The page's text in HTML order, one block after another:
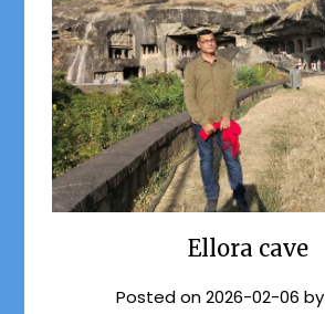
Ellora cave
Posted on2026-02-06 by